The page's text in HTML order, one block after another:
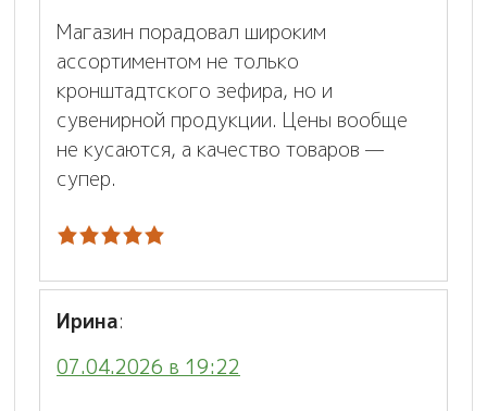
Магазин порадовал широким
ассортиментом не только
кронштадтского зефира, но и
сувенирной продукции. Цены вообще
не кусаются, а качество товаров —
супер.
Ирина:
07.04.2026 в 19:22